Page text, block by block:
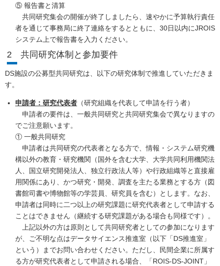
⑤ 報告書と清算
共同研究集会の開催が終了しましたら、速やかに予算執行責任
者を通じて事務局に終了連絡をするとともに、30日以内にJROIS
システム上で報告書を入力ください。
2 共同研究体制と参加要件
DS施設の公募型共同研究は、以下の研究体制で推進していただきま
す。
申請者：研究代表者 （研究組織を代表して申請を行う者）
申請者の要件は、一般共同研究と共同研究集会で異なりますの
でご注意願います。
① 一般共同研究
申請者は共同研究の代表者となる方で、情報・システム研究機
構以外の教育・研究機関（国外を含む大学、大学共同利用機関法
人、国立研究開発法人、独立行政法人等）や行政組織等と直接雇
用関係にあり、かつ研究・開発、調査を主たる業務とする方（図
書館司書や博物館等の学芸員、研究員を含む）とします。なお、
申請者は同時に二つ以上の研究課題に研究代表者として申請する
ことはできません（継続する研究課題がある場合も同様です）。
上記以外の方は原則として共同研究者としての参加になります
が、ご不明な点はデータサイエンス推進室（以下「DS推進室」
という）までお問い合わせください。ただし、民間企業に所属す
る方が研究代表者として申請される場合、「ROIS-DS-JOINT」